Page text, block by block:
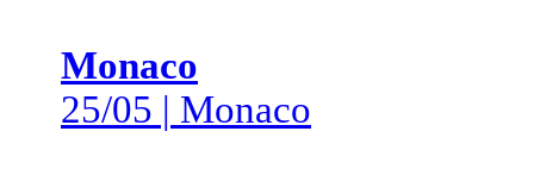
Monaco
25/05 | Monaco